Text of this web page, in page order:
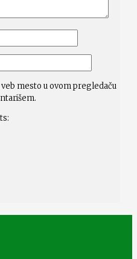
mesto u ovom pregledaču